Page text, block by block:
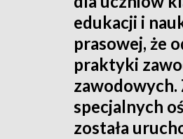
edukacji i
prasowej, że
praktyki
zawodowych.
specjalnych
została